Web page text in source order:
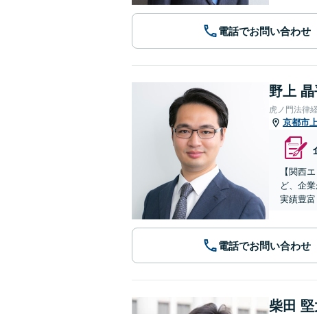
電話でお問い合わせ
野上
虎ノ門法律
京都市
【関西
ど、企
実績豊富
電話でお問い合わせ
柴田